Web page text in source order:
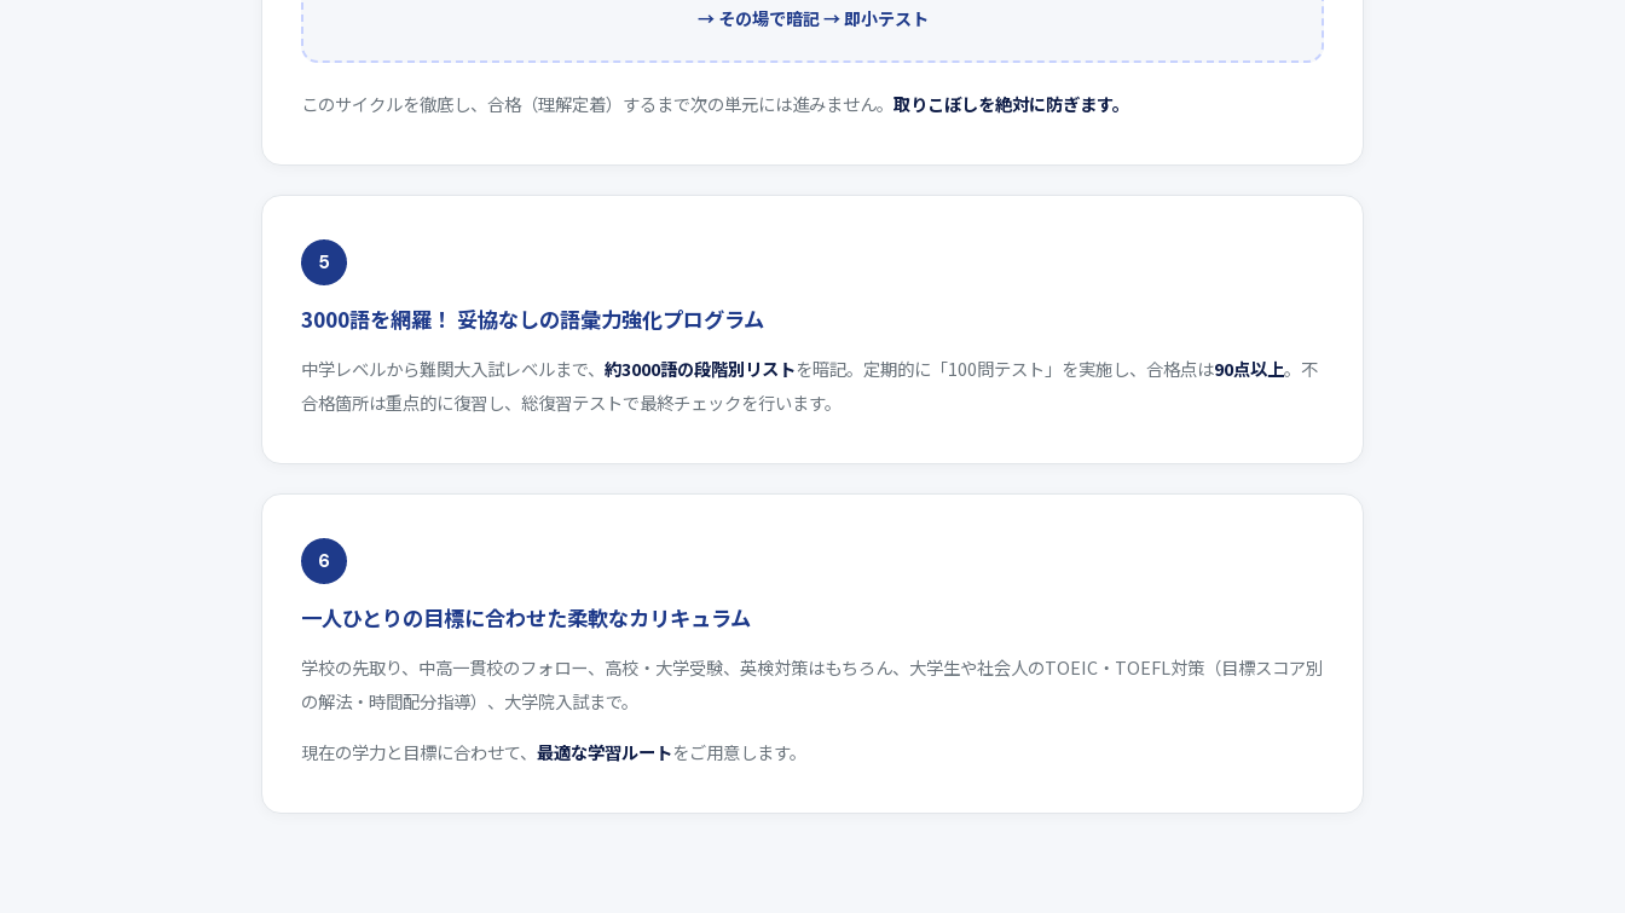
→ その場で暗記 → 即小テスト
このサイクルを徹底し、合格（理解定着）するまで次の単元には進みません。 取りこぼしを絶対に防ぎます。
5
3000語を網羅！ 妥協なしの語彙力強化プログラム
中学レベルから難関大入試レベルまで、 約3000語の段階別リストを暗記。定期的に「100問テスト」を実施し、合格点は90点以上。不
合格箇所は重点的に復習し、総復習テストで最終チェックを行います。
6
一人ひとりの目標に合わせた柔軟なカリキュラム
学校の先取り、中高一貫校のフォロー、高校・大学受験、英検対策はもちろん、大学生や社会人のTOEIC・TOEFL対策（目標スコア別
の解法・時間配分指導）、大学院入試まで。
現在の学力と目標に合わせて、 最適な学習ルートをご用意します。